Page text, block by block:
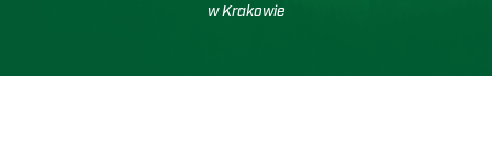
w Krakowie